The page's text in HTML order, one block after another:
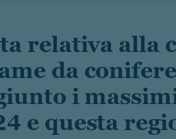
relativa alla
da
i
e questa